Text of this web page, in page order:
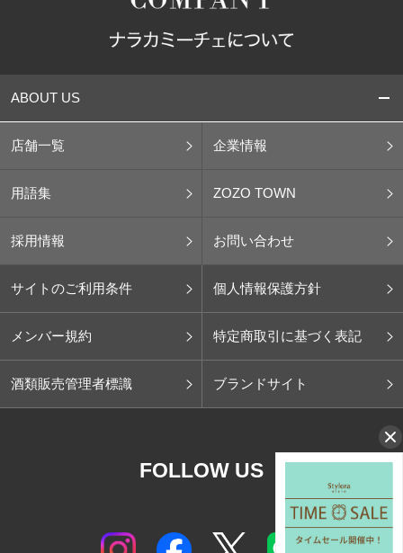
ABOUT US
店舗一覧 企業情報
用語集 ZOZO TOWN
採用情報 お問い合わせ
サイトのご利用条件 個人情報保護方針
メンバー規約 特定商取引に基づく表記
酒類販売管理者標識 ブランドサイト
FOLLOW US